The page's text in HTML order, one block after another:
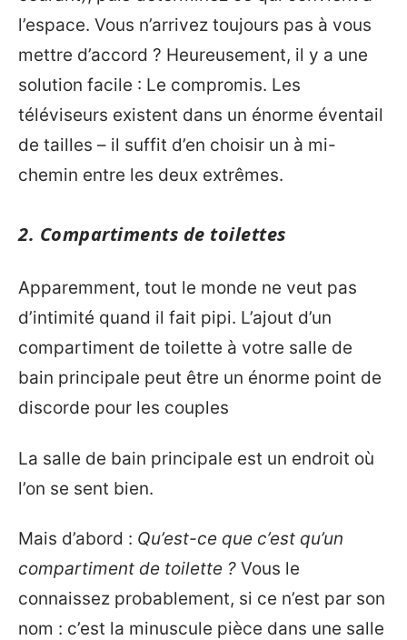
l’espace. Vous n’arrivez toujours pas à vous
mettre d’accord ? Heureusement, il y a une
solution facile : Le compromis. Les
téléviseurs existent dans un énorme éventail
de tailles – il suffit d’en choisir un à mi-
chemin entre les deux extrêmes.
2. Compartiments de toilettes
Apparemment, tout le monde ne veut pas
d’intimité quand il fait pipi. L’ajout d’un
compartiment de toilette à votre salle de
bain principale peut être un énorme point de
discorde pour les couples
La salle de bain principale est un endroit où
l’on se sent bien.
Mais d’abord : Qu’est-ce que c’est qu’un
compartiment de toilette ? Vous le
connaissez probablement, si ce n’est par son
nom : c’est la minuscule pièce dans une salle